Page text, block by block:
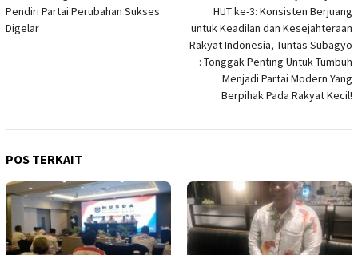
Pendiri Partai Perubahan Sukses
Digelar
HUT ke-3: Konsisten Berjuang
untuk Keadilan dan Kesejahteraan
Rakyat Indonesia, Tuntas Subagyo
: Tonggak Penting Untuk Tumbuh
Menjadi Partai Modern Yang
Berpihak Pada Rakyat Kecil!
POS TERKAIT